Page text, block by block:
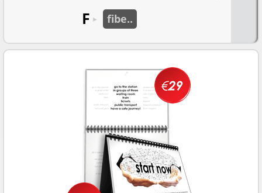
F ► fibe..